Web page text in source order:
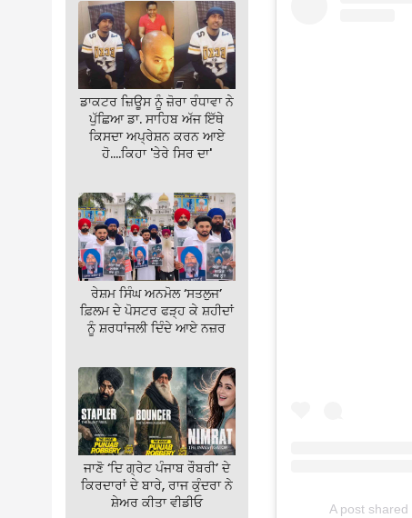
ਡਾਕਟਰ ਜ਼ਿਊਸ ਨੂੰ ਜ਼ੋਰਾ ਰੰਧਾਵਾ ਨੇ
ਪੁੱਛਿਆ ਡਾ. ਸਾਹਿਬ ਅੱਜ ਇੱਥੇ
ਕਿਸਦਾ ਅਪ੍ਰੇਸ਼ਨ ਕਰਨ ਆਏ
ਹੋ….ਕਿਹਾ 'ਤੇਰੇ ਸਿਰ ਦਾ'
ਰੇਸ਼ਮ ਸਿੰਘ ਅਨਮੋਲ ‘ਸਤਲੁਜ’
ਫ਼ਿਲਮ ਦੇ ਪੋਸਟਰ ਫੜ੍ਹ ਕੇ ਸ਼ਹੀਦਾਂ
ਨੂੰ ਸ਼ਰਧਾਂਜਲੀ ਦਿੰਦੇ ਆਏ ਨਜ਼ਰ
ਜਾਣੋ ‘ਦਿ ਗ੍ਰੇਟ ਪੰਜਾਬ ਰੌਬਰੀ’ ਦੇ
ਕਿਰਦਾਰਾਂ ਦੇ ਬਾਰੇ, ਰਾਜ ਕੁੰਦਰਾ ਨੇ
ਸ਼ੇਅਰ ਕੀਤਾ ਵੀਡੀਓ
A post